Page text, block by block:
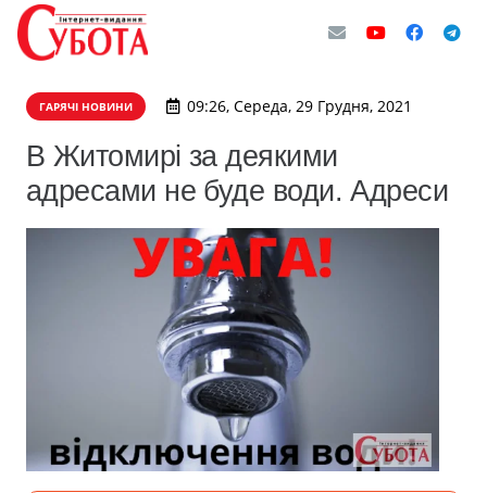
ГАРЯЧІ НОВИНИ 09:26, Середа, 29 Грудня, 2021
В Житомирі за деякими
адресами не буде води. Адреси